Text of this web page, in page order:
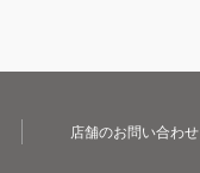
店舗のお問い合わせ